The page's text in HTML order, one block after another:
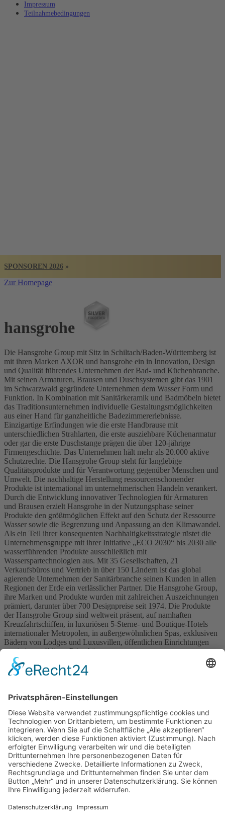
Impressum
Teilnahmebedingungen
SPONSOREN 2026 »
Zur Homepage
hansgrohe
Die Hansgrohe Group mit Sitz in Schiltach/Baden-Württemberg ist
mit ihren Marken AXOR und hansgrohe ein in Innovation, Design
und Qualität führendes Unternehmen der Bad- und Küchenbranche.
Mit seinen Armaturen, Brausen und Duschsystemen gibt das 1901
im Schwarzwald gegründete Unternehmen dem Wasser Form und
Funktion. In Kombination mit Sanitärkeramik und Badmöbeln bietet
das Traditionsunternehmen individuelle Gestaltungsmöglichkeiten
aus einer Hand für ganzheitliche Badezimmererlebnisse.
Einzigartige Erfindungen wie die erste Handbrause mit
unterschiedlichen Strahlarten, die erste ausziehbare Küchenarmatur
oder gar die erste Duschstange prägen die über 120-jährige
Firmengeschichte. Das Unternehmen hält mehr als 20.000 aktive
Schutzrechte. Die Hansgrohe Group steht für langlebige
Qualitätsprodukte und für Verantwortung gegenüber Menschen und
Umwelt. Die nachhaltige Herstellung ressourcenschonender
Produkte ist international im unternehmerischen Handeln verankert.
Durch die Entwicklung innovativer Technologien für Armaturen
und Brausen erzielt Hansgrohe in der Nutzungsphase seiner
Produkte den größtmöglichen Effekt auf den Schutz der Ressource
Wasser sowie die Begrenzung und Anpassung an den Klimawandel.
Als ein Teil ihrer konsequenten Nachhaltigkeitsstrategie rüstet die
Unternehmensgruppe mit ihrer Initiative „ECO 2030“ bis 2030 alle
wasserführenden Produkte ausschließlich mit
Wasserspartechnologien aus. Mit 35 Gesellschaften, 21
Verkaufsbüros und Vertrieb in über 150 Ländern ist das global
agierende Unternehmen der Sanitärbranche seinen Kunden in allen
Regionen der Erde ein verlässlicher Partner. Die Hansgrohe Group,
ihre Marken und Produkte wurden mit zahlreichen Auszeichnungen
prämiert, darunter über 700 Designpreise seit 1974. Die Produkte
der Hansgrohe Group sind weltweit präsent, auf namhaften
Kreuzfahrtschiffen, in luxuriösen 5-Sterne- und Boutique-Hotels
internationaler Metropolen, in außergewöhnlichen Spas, exklusiven
Bädern von Lodges und Luxusvillen, öffentlichen Einrichtungen
sowie in unzähligen Privathäusern.
Zurück
Navigation
RESIDENTIAL ARCHITECTURE
CORPORATE ARCHITECTURE
PUBLIC + SOCIAL ARCHITECTURE
TICKETVERKAUF
STÄDTEBAU
INTERIOR DESIGN
BAUEN IM BESTAND
LANDSCAPE ARCHITECTURE
ÖKOLOGISCHES BAUEN
BAUEN DER ZUKUNFT!
YOUNG TALENT AWARD